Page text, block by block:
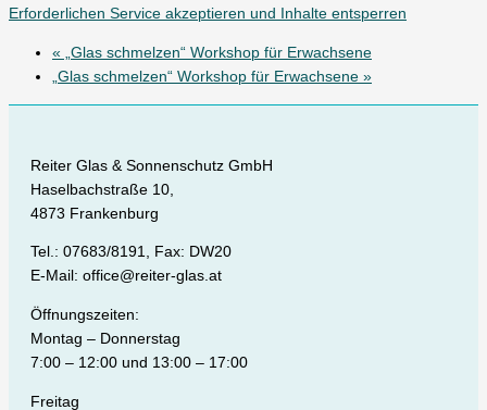
Erforderlichen Service akzeptieren und Inhalte entsperren
« „Glas schmelzen“ Workshop für Erwachsene
„Glas schmelzen“ Workshop für Erwachsene »
Reiter Glas & Sonnenschutz GmbH
Haselbachstraße 10,
4873 Frankenburg
Tel.: 07683/8191, Fax: DW20
E-Mail: office@reiter-glas.at
Öffnungszeiten:
Montag – Donnerstag
7:00 – 12:00 und 13:00 – 17:00
Freitag